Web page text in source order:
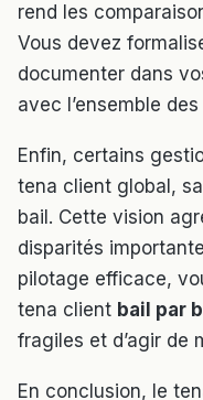
rend les
Vous devez
documenter dans
avec l’ensemble
Enfin, certains
tena client global,
bail. Cette vision
disparités
pilotage efficace,
tena client bail par
fragiles et d’agir de
En conclusion, le